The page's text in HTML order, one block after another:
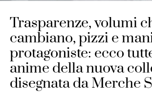
Trasparenze, volumi
cambiano, pizzi e
protagoniste: ecco
anime della nuova
disegnata da Merche